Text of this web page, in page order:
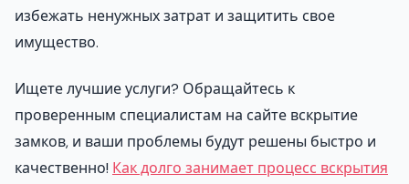
избежать ненужных затрат и защитить свое
имущество.
Ищете лучшие услуги? Обращайтесь к
проверенным специалистам на сайте вскрытие
замков, и ваши проблемы будут решены быстро и
качественно! Как долго занимает процесс вскрытия